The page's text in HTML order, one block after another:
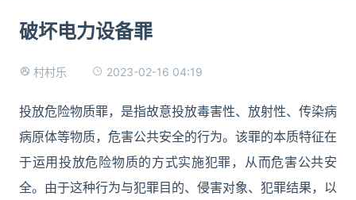
破坏电力设备罪
村村乐 2023-02-16 04:19
投放危险物质罪，是指故意投放毒害性、放射性、传染病
病原体等物质，危害公共安全的行为。该罪的本质特征在
于运用投放危险物质的方式实施犯罪，从而危害公共安
全。由于这种行为与犯罪目的、侵害对象、犯罪结果，以